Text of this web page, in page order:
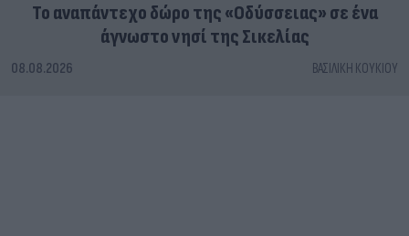
To αναπάντεχο δώρο της «Οδύσσειας» σε ένα
άγνωστο νησί της Σικελίας
08.08.2026 ΒΑΣΙΛΙΚΉ ΚΟΥΚΊΟΥ